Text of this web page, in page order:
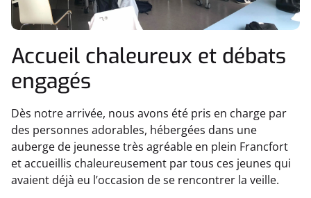
Accueil chaleureux et débats
engagés
Dès notre arrivée, nous avons été pris en charge par
des personnes adorables, hébergées dans une
auberge de jeunesse très agréable en plein Francfort
et accueillis chaleureusement par tous ces jeunes qui
avaient déjà eu l’occasion de se rencontrer la veille.